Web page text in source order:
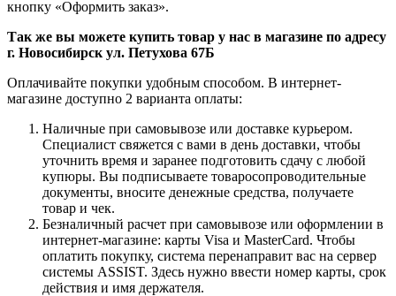
кнопку «Оформить заказ».
Так же вы можете купить товар у нас в магазине по адресу
г. Новосибирск ул. Петухова 67Б
Оплачивайте покупки удобным способом. В интернет-
магазине доступно 2 варианта оплаты:
Наличные при самовывозе или доставке курьером.
Специалист свяжется с вами в день доставки, чтобы
уточнить время и заранее подготовить сдачу с любой
купюры. Вы подписываете товаросопроводительные
документы, вносите денежные средства, получаете
товар и чек.
Безналичный расчет при самовывозе или оформлении в
интернет-магазине: карты Visa и MasterCard. Чтобы
оплатить покупку, система перенаправит вас на сервер
системы ASSIST. Здесь нужно ввести номер карты, срок
действия и имя держателя.